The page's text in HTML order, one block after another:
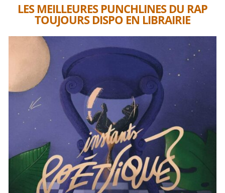
LES MEILLEURES PUNCHLINES DU RAP
TOUJOURS DISPO EN LIBRAIRIE